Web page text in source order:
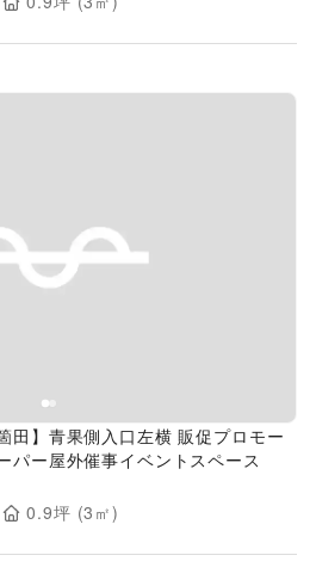
田】青果側入口左横 販促プロモー
パー屋外催事イベントスペース
0.9坪 (3 ㎡)